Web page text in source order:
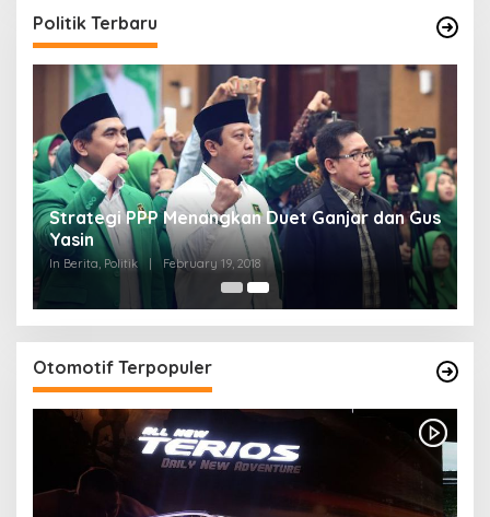
Politik Terbaru
Strategi PPP Menangkan Duet Ganjar dan Gus
Yasin
In Berita, Politik | February 19, 2018
Otomotif Terpopuler